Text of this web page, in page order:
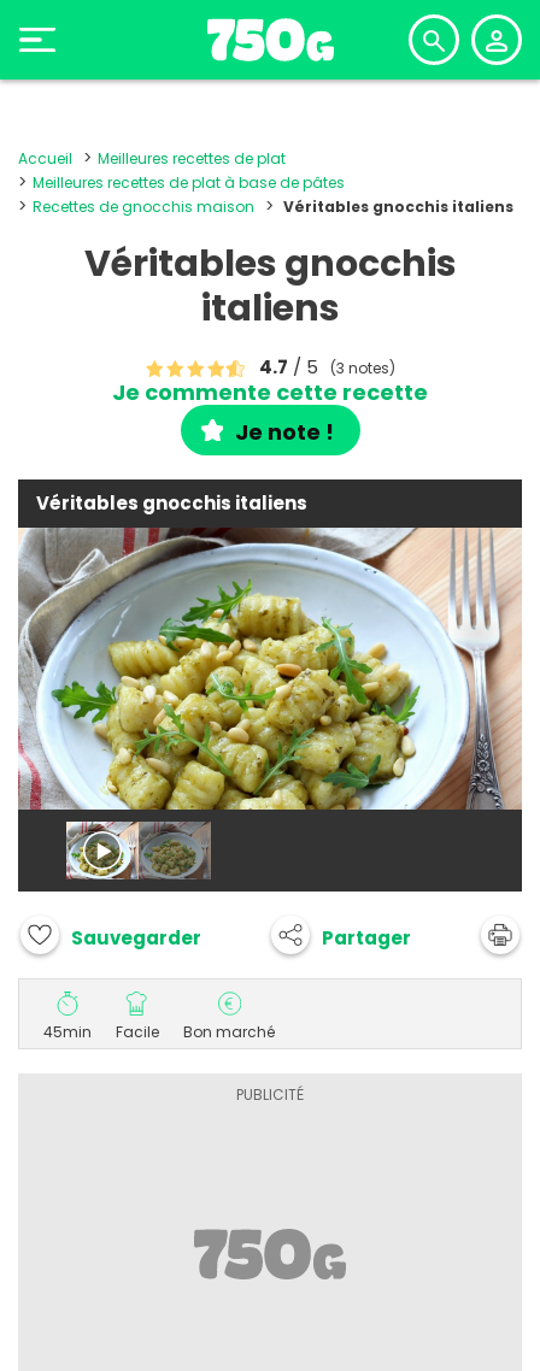
Accueil
Meilleures recettes de plat
Meilleures recettes de plat à base de pâtes
Recettes de gnocchis maison
Véritables gnocchis italiens
Véritables gnocchis
italiens
4.7 / 5 (3 notes)
Je commente cette recette
Je note !
Véritables gnocchis italiens
Sauvegarder Partager
45min Facile Bon marché